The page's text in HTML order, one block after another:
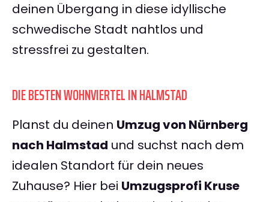
deinen Übergang in diese idyllische
schwedische Stadt nahtlos und
stressfrei zu gestalten.
DIE BESTEN WOHNVIERTEL IN HALMSTAD
Planst du deinen Umzug von Nürnberg
nach Halmstad und suchst nach dem
idealen Standort für dein neues
Zuhause? Hier bei Umzugsprofi Kruse